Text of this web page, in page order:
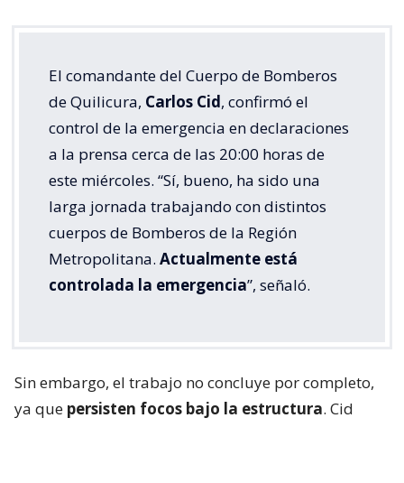
El comandante del Cuerpo de Bomberos
de Quilicura, Carlos Cid, confirmó el
control de la emergencia en declaraciones
a la prensa cerca de las 20:00 horas de
este miércoles. “Sí, bueno, ha sido una
larga jornada trabajando con distintos
cuerpos de Bomberos de la Región
Metropolitana. Actualmente está
controlada la emergencia”, señaló.
Sin embargo, el trabajo no concluye por completo,
ya que persisten focos bajo la estructura. Cid